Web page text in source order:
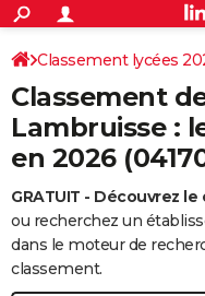
ACTUALITÉS
Politique
Société
Faits Divers
Education
Monde
Villes
+
SPORT
Coupe du monde 2026
Football
Tennis
Cyclisme
Rugby
Forum
CULTURE
Programme TV
TNT
Streaming
Cinéma
Sorties cinéma
Musique
+
FINANCE
Retraite
Impôts
Epargne
Immobilier
Risques naturels par ville
Banque
Assurance
Crédit
AUTO
Essais
Réserver un essai
Citadines
Berlines
SUV
Forum auto
+
HIGH-TECH
BRICOLAGE
Classement lycées
Classement
Lambruisse :
en 2026
GRATUIT - Découvrez
ou recherchez un
dans le moteur de
classement.